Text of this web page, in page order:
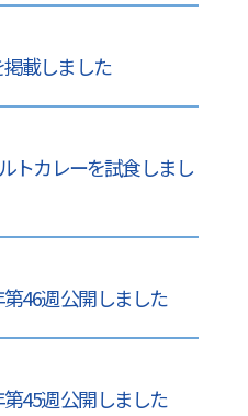
載しました
トカレーを試食しまし
46週 公開しました
45週 公開しました